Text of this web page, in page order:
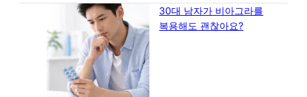
30대 남자가 비아그라를
복용해도 괜찮아요?